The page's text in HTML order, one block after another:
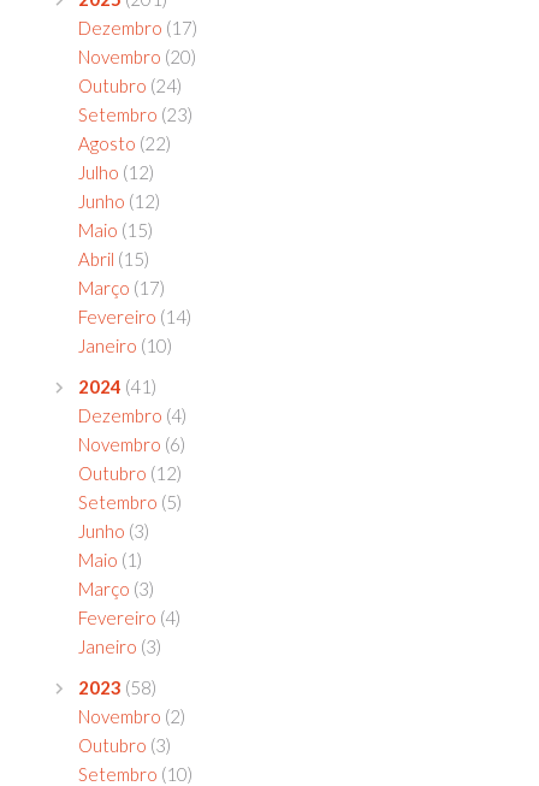
Dezembro (17)
Novembro (20)
Outubro (24)
Setembro (23)
Agosto (22)
Julho (12)
Junho (12)
Maio (15)
Abril (15)
Março (17)
Fevereiro (14)
Janeiro (10)
2024 (41)
Dezembro (4)
Novembro (6)
Outubro (12)
Setembro (5)
Junho (3)
Maio (1)
Março (3)
Fevereiro (4)
Janeiro (3)
2023 (58)
Novembro (2)
Outubro (3)
Setembro (10)